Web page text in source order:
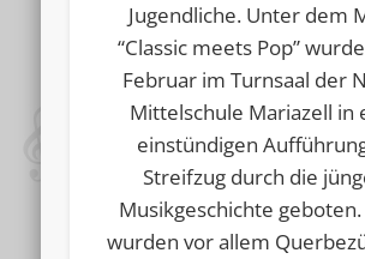
Jugendliche. Unter dem
“Classic meets Pop”
Februar im Turnsaal der
Mittelschule Mariazell in
einstündigen
Streifzug durch die
Musikgeschichte
wurden vor allem